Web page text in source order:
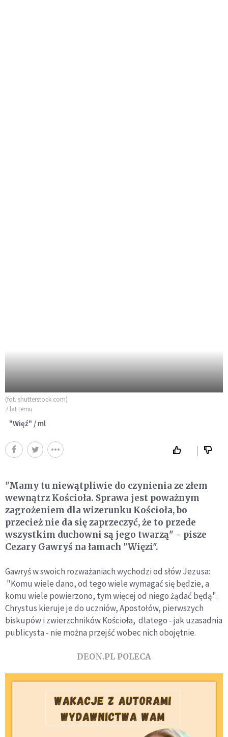
(fot. shutterstock.com)
7 lat temu
"Więź" / ml
"Mamy tu niewątpliwie do czynienia ze złem
wewnątrz Kościoła. Sprawa jest poważnym
zagrożeniem dla wizerunku Kościoła, bo
przecież nie da się zaprzeczyć, że to przede
wszystkim duchowni są jego twarzą" - pisze
Cezary Gawryś na łamach "Więzi".
Gawryś w swoich rozważaniach wychodzi od słów Jezusa:
"Komu wiele dano, od tego wiele wymagać się będzie, a
komu wiele powierzono, tym więcej od niego żądać będą".
Chrystus kieruje je do uczniów, Apostołów, pierwszych
biskupów i zwierzchników Kościoła, dlatego - jak uzasadnia
publicysta - nie można przejść wobec nich obojętnie.
DEON.PL POLECA